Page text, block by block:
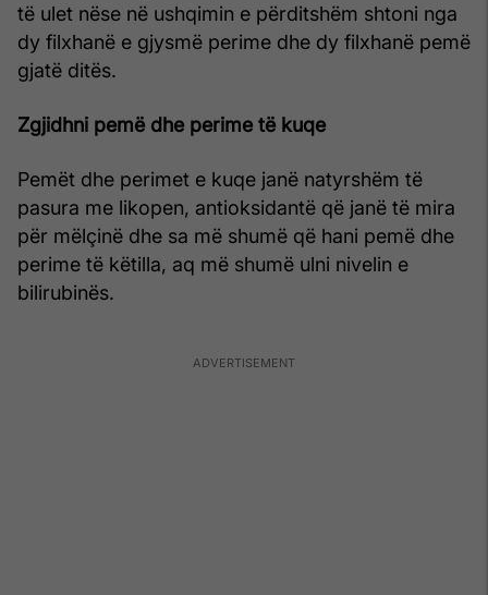
të ulet nëse në ushqimin e përditshëm shtoni nga
dy filxhanë e gjysmë perime dhe dy filxhanë pemë
gjatë ditës.
Zgjidhni pemë dhe perime të kuqe
Pemët dhe perimet e kuqe janë natyrshëm të
pasura me likopen, antioksidantë që janë të mira
për mëlçinë dhe sa më shumë që hani pemë dhe
perime të këtilla, aq më shumë ulni nivelin e
bilirubinës.